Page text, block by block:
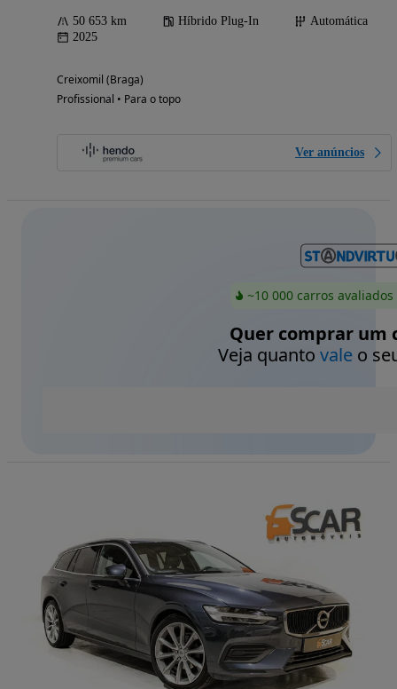
50 653 km Híbrido Plug-In
Automática
2025
Creixomil (Braga)
Profissional • Para o topo
Ver anúncios
~10 000 carros
Quer comprar um
Veja quanto valeo